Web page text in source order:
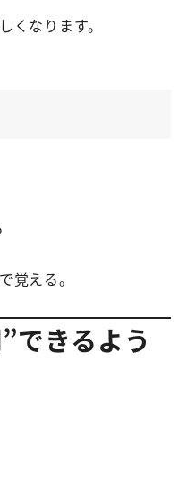
くなります。
覚える。
きるよう